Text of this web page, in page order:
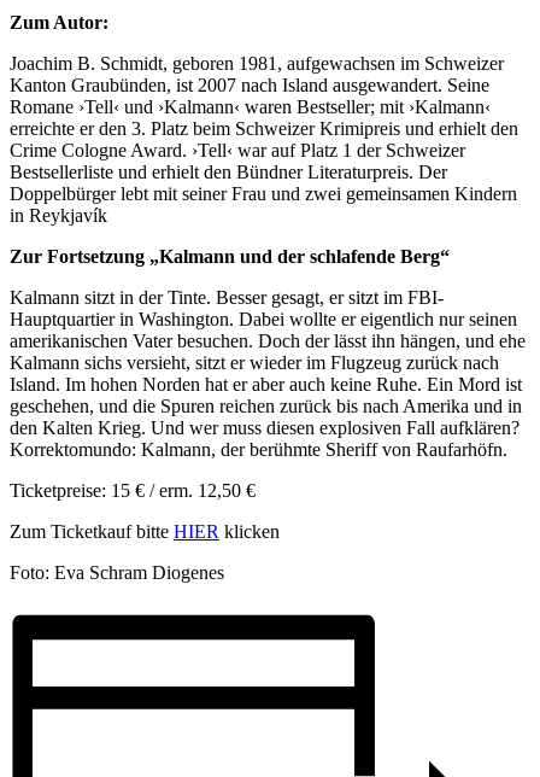
Zum Autor:
Joachim B. Schmidt, geboren 1981, aufgewachsen im Schweizer
Kanton Graubünden, ist 2007 nach Island ausgewandert. Seine
Romane ›Tell‹ und ›Kalmann‹ waren Bestseller; mit ›Kalmann‹
erreichte er den 3. Platz beim Schweizer Krimipreis und erhielt den
Crime Cologne Award. ›Tell‹ war auf Platz 1 der Schweizer
Bestsellerliste und erhielt den Bündner Literaturpreis. Der
Doppelbürger lebt mit seiner Frau und zwei gemeinsamen Kindern
in Reykjavík
Zur Fortsetzung „Kalmann und der schlafende Berg“
Kalmann sitzt in der Tinte. Besser gesagt, er sitzt im FBI-
Hauptquartier in Washington. Dabei wollte er eigentlich nur seinen
amerikanischen Vater besuchen. Doch der lässt ihn hängen, und ehe
Kalmann sichs versieht, sitzt er wieder im Flugzeug zurück nach
Island. Im hohen Norden hat er aber auch keine Ruhe. Ein Mord ist
geschehen, und die Spuren reichen zurück bis nach Amerika und in
den Kalten Krieg. Und wer muss diesen explosiven Fall aufklären?
Korrektomundo: Kalmann, der berühmte Sheriff von Raufarhöfn.
Ticketpreise: 15 € / erm. 12,50 €
Zum Ticketkauf bitte HIER klicken
Foto: Eva Schram Diogenes